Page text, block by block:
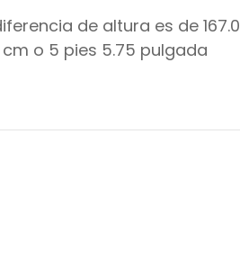
de altura es de167.0
cm o 5 pies 5.75 pulgada